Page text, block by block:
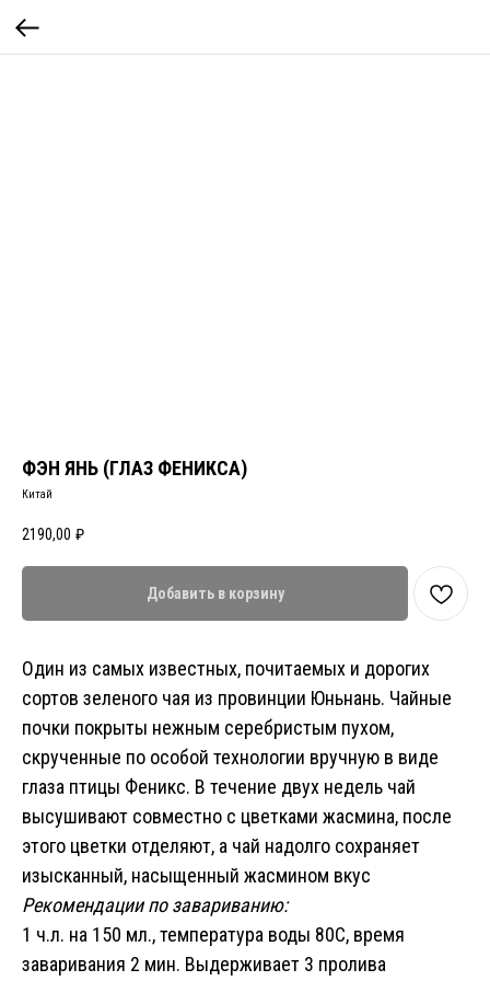
ФЭН ЯНЬ (ГЛАЗ ФЕНИКСА)
Китай
2190,00 ₽
Добавить в корзину
Один из самых известных, почитаемых и дорогих
сортов зеленого чая из провинции Юньнань. Чайные
почки покрыты нежным серебристым пухом,
скрученные по особой технологии вручную в виде
глаза птицы Феникс. В течение двух недель чай
высушивают совместно с цветками жасмина, после
этого цветки отделяют, а чай надолго сохраняет
изысканный, насыщенный жасмином вкус
Рекомендации по завариванию:
1 ч.л. на 150 мл., температура воды 80С, время
заваривания 2 мин. Выдерживает 3 пролива